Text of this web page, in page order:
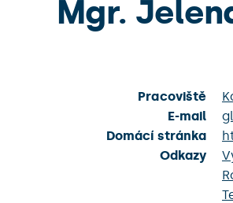
Mgr.
Pracoviště
E-mail
Domácí stránka
Odkazy